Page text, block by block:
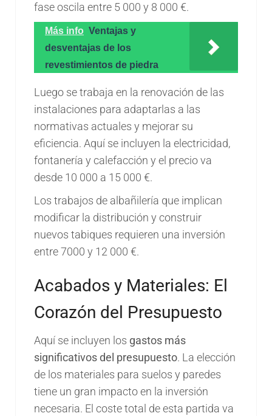
fase oscila entre 5 000 y 8 000 €.
Más info Ventajas y
desventajas de los
revestimientos de piedra
Luego se trabaja en la renovación de las
instalaciones para adaptarlas a las
normativas actuales y mejorar su
eficiencia. Aquí se incluyen la electricidad,
fontanería y calefacción y el precio va
desde 10 000 a 15 000 €.
Los trabajos de albañilería que implican
modificar la distribución y construir
nuevos tabiques requieren una inversión
entre 7000 y 12 000 €.
Acabados y Materiales: El
Corazón del Presupuesto
Aquí se incluyen los gastos más
significativos del presupuesto. La elección
de los materiales para suelos y paredes
tiene un gran impacto en la inversión
necesaria. El coste total de esta partida va